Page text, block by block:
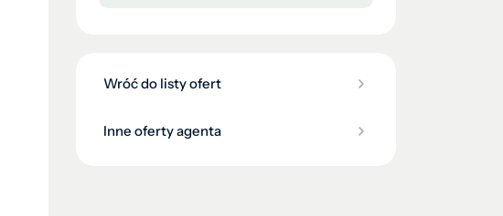
Wróć do listy ofert
Inne oferty agenta